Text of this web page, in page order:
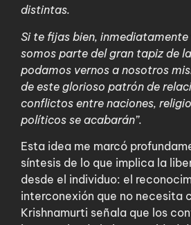
distintas.
Si te fijas bien,
somos parte del gran tapiz de
podamos vernos a nosotros
de este glorioso patrón de
conflictos entre naciones,
políticos se acabarán”.
Esta idea me marcó
síntesis de lo que implica la
desde el individuo: el
interconexión que no necesita
Krishnamurti señala que los